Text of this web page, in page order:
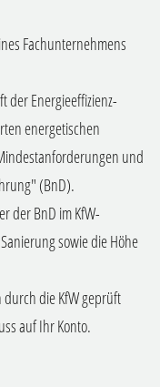
Fachunternehmens
der Energieeffizienz-
energetischen
und
(BnD).
der BnD im KfW-
sowie die Höhe
die KfW geprüft
auf Ihr Konto.